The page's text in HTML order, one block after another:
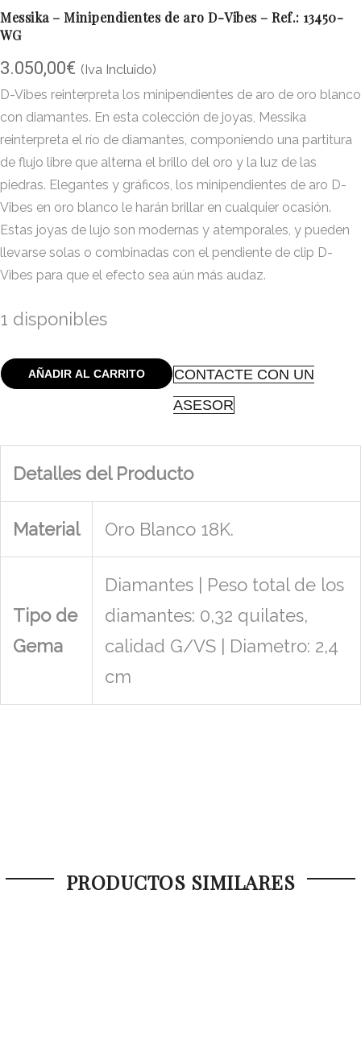
Messika – Minipendientes de aro D-Vibes – Ref.: 13450-
WG
3.050,00€ (Iva Incluido)
D-Vibes reinterpreta los minipendientes de aro de oro blanco
con diamantes. En esta colección de joyas, Messika
reinterpreta el río de diamantes, componiendo una partitura
de flujo libre que alterna el brillo del oro y la luz de las
piedras. Elegantes y gráficos, los minipendientes de aro D-
Vibes en oro blanco le harán brillar en cualquier ocasión.
Estas joyas de lujo son modernas y atemporales, y pueden
llevarse solas o combinadas con el pendiente de clip D-
Vibes para que el efecto sea aún más audaz.
1 disponibles
AÑADIR AL CARRITO
CONTACTE CON UN
ASESOR
Detalles del Producto
Material Oro Blanco 18K.
Tipo de
Gema
Diamantes | Peso total de los
diamantes: 0,32 quilates,
calidad G/VS | Diametro: 2,4
cm
PRODUCTOS SIMILARES